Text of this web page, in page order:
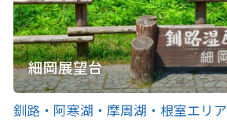
細岡展望台
釧路・阿寒湖・摩周湖・根室エリア